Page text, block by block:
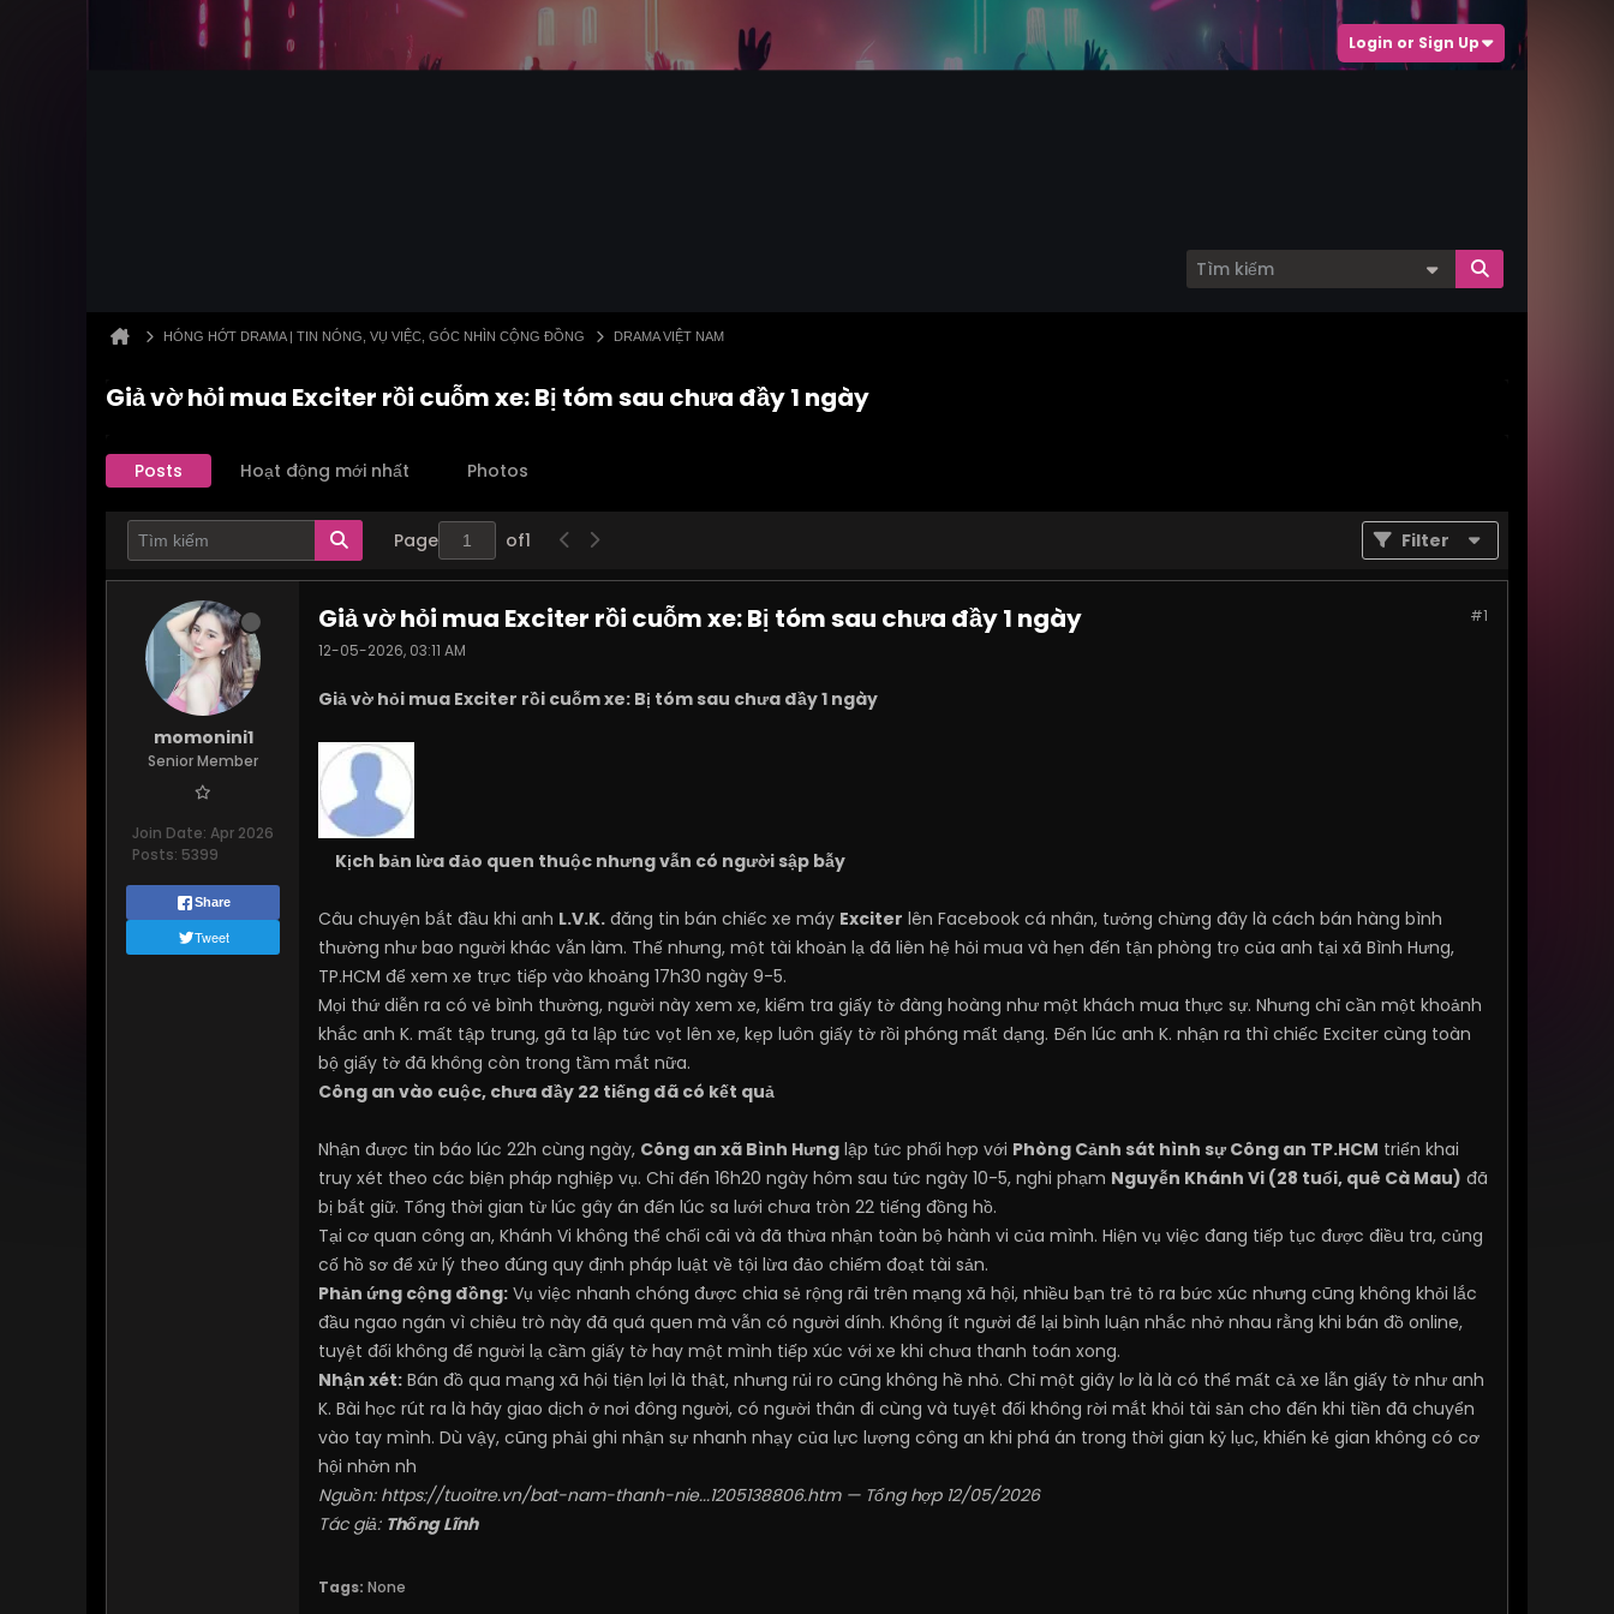
Login or Sign Up
HÓNG HỚT DRAMA | TIN NÓNG, VỤ VIỆC, GÓC NHÌN CỘNG ĐỒNG DRAMA VIỆT NAM
Giả vờ hỏi mua Exciter rồi cuỗm xe: Bị tóm sau chưa đầy 1 ngày
Posts Hoạt động mới nhất Photos
Page of1 Filter
momonini1
Senior Member
Join Date: Apr 2026
Posts: 5399
Share
Tweet
#1
Giả vờ hỏi mua Exciter rồi cuỗm xe: Bị tóm sau chưa đầy 1 ngày
12-05-2026, 03:11 AM
Giả vờ hỏi mua Exciter rồi cuỗm xe: Bị tóm sau chưa đầy 1 ngày
Kịch bản lừa đảo quen thuộc nhưng vẫn có người sập bẫy
Câu chuyện bắt đầu khi anh L.V.K. đăng tin bán chiếc xe máy Exciter lên Facebook cá nhân, tưởng chừng đây là cách bán hàng bình
thường như bao người khác vẫn làm. Thế nhưng, một tài khoản lạ đã liên hệ hỏi mua và hẹn đến tận phòng trọ của anh tại xã Bình Hưng,
TP.HCM để xem xe trực tiếp vào khoảng 17h30 ngày 9-5.
Mọi thứ diễn ra có vẻ bình thường, người này xem xe, kiểm tra giấy tờ đàng hoàng như một khách mua thực sự. Nhưng chỉ cần một khoảnh
khắc anh K. mất tập trung, gã ta lập tức vọt lên xe, kẹp luôn giấy tờ rồi phóng mất dạng. Đến lúc anh K. nhận ra thì chiếc Exciter cùng toàn
bộ giấy tờ đã không còn trong tầm mắt nữa.
Công an vào cuộc, chưa đầy 22 tiếng đã có kết quả
Nhận được tin báo lúc 22h cùng ngày, Công an xã Bình Hưng lập tức phối hợp với Phòng Cảnh sát hình sự Công an TP.HCM triển khai
truy xét theo các biện pháp nghiệp vụ. Chỉ đến 16h20 ngày hôm sau tức ngày 10-5, nghi phạm Nguyễn Khánh Vi (28 tuổi, quê Cà Mau) đã
bị bắt giữ. Tổng thời gian từ lúc gây án đến lúc sa lưới chưa tròn 22 tiếng đồng hồ.
Tại cơ quan công an, Khánh Vi không thể chối cãi và đã thừa nhận toàn bộ hành vi của mình. Hiện vụ việc đang tiếp tục được điều tra, củng
cố hồ sơ để xử lý theo đúng quy định pháp luật về tội lừa đảo chiếm đoạt tài sản.
Phản ứng cộng đồng: Vụ việc nhanh chóng được chia sẻ rộng rãi trên mạng xã hội, nhiều bạn trẻ tỏ ra bức xúc nhưng cũng không khỏi lắc
đầu ngao ngán vì chiêu trò này đã quá quen mà vẫn có người dính. Không ít người để lại bình luận nhắc nhở nhau rằng khi bán đồ online,
tuyệt đối không để người lạ cầm giấy tờ hay một mình tiếp xúc với xe khi chưa thanh toán xong.
Nhận xét: Bán đồ qua mạng xã hội tiện lợi là thật, nhưng rủi ro cũng không hề nhỏ. Chỉ một giây lơ là là có thể mất cả xe lẫn giấy tờ như anh
K. Bài học rút ra là hãy giao dịch ở nơi đông người, có người thân đi cùng và tuyệt đối không rời mắt khỏi tài sản cho đến khi tiền đã chuyển
vào tay mình. Dù vậy, cũng phải ghi nhận sự nhanh nhạy của lực lượng công an khi phá án trong thời gian kỷ lục, khiến kẻ gian không có cơ
hội nhởn nh
Nguồn: https://tuoitre.vn/bat-nam-thanh-nie...1205138806.htm— Tổng hợp 12/05/2026
Tác giả: Thống Lĩnh
Tags: None